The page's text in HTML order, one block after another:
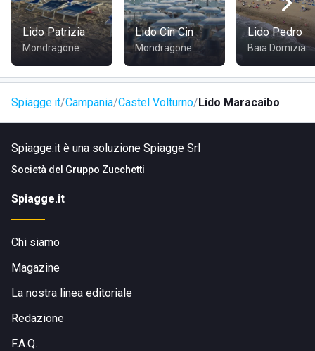
aree di sosta comunali. Inoltre, chi preferisce, può usare i
mezzi pubblicie arrivare in spiaggia tranquillamente.
Lido Patrizia
Mondragone
Lido Cin Cin
Mondragone
Lido Pedro
Baia Domizia
Spiagge.it Campania Castel Volturno Lido Maracaibo
Spiagge.it è una soluzione Spiagge Srl
Società del Gruppo Zucchetti
Spiagge.it
Chi siamo
Magazine
La nostra linea editoriale
Redazione
F.A.Q.